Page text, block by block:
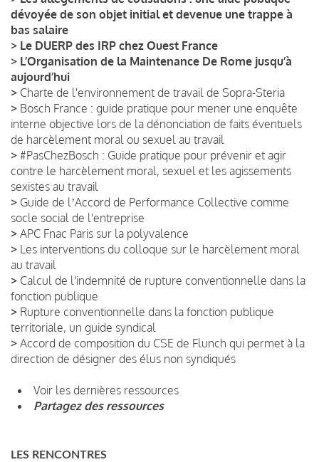
dévoyée de son objet initial et devenue une trappe à
bas salaire
> Le DUERP des IRP chez Ouest France
> L’Organisation de la Maintenance De Rome jusqu’à
aujourd’hui
> Charte de l'environnement de travail de Sopra-Steria
> Bosch France : guide pratique pour mener une enquête
interne objective lors de la dénonciation de faits éventuels
de harcèlement moral ou sexuel au travail
> #PasChezBosch : Guide pratique pour prévenir et agir
contre le harcèlement moral, sexuel et les agissements
sexistes au travail
> Guide de lʼAccord de Performance Collective comme
socle social de l'entreprise
> APC Fnac Paris sur la polyvalence
> Les interventions du colloque sur le harcèlement moral
au travail
> Calcul de l'indemnité de rupture conventionnelle dans la
fonction publique
> Rupture conventionnelle dans la fonction publique
territoriale, un guide syndical
> Accord de composition du CSE de Flunch qui permet à la
direction de désigner des élus non syndiqués
Voir les dernières ressources
Partagez des ressources
LES RENCONTRES